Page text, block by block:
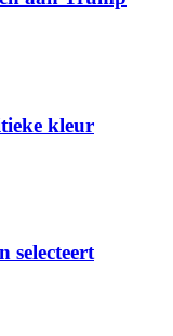
kleur
selecteert